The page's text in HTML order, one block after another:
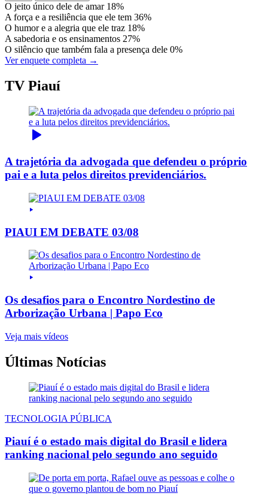
O jeito único dele de amar 18%
A força e a resiliência que ele tem 36%
O humor e a alegria que ele traz 18%
A sabedoria e os ensinamentos 27%
O silêncio que também fala a presença dele 0%
Ver enquete completa →
TV Piauí
A trajetória da advogada que defendeu o próprio
pai e a luta pelos direitos previdenciários.
PIAUI EM DEBATE 03/08
Os desafios para o Encontro Nordestino de
Arborização Urbana | Papo Eco
Veja mais vídeos
Últimas Notícias
TECNOLOGIA PÚBLICA
Piauí é o estado mais digital do Brasil e lidera
ranking nacional pelo segundo ano seguido